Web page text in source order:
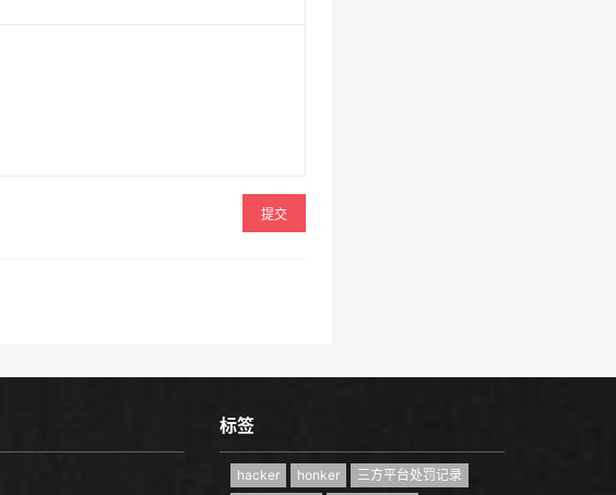
提交
标签
hacker honker
三方平台处罚记录